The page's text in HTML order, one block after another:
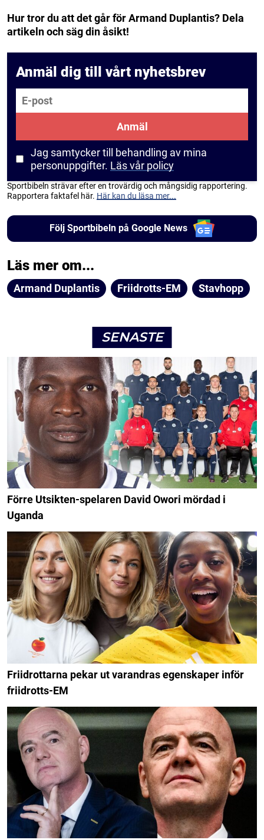
Hur tror du att det går för Armand Duplantis? Dela
artikeln och säg din åsikt!
Anmäl dig till vårt nyhetsbrev
E-post
Anmäl
Jag samtycker till behandling av mina
personuppgifter. Läs vår policy
Sportbibeln strävar efter en trovärdig och mångsidig rapportering.
Rapportera faktafel här. Här kan du läsa mer...
Följ Sportbibeln på Google News
Läs mer om...
Armand Duplantis Friidrotts-EM Stavhopp
SENASTE
Förre Utsikten-spelaren David Owori mördad i
Uganda
Friidrottarna pekar ut varandras egenskaper inför
friidrotts-EM